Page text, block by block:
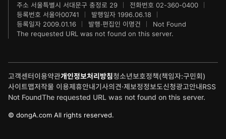
주소 서울특별시 서대문구 충정로 29
전화번호 02-360-0400
등록번호 서울아00741
발행일자 1996.06.18
등록일자 2009.01.16
발행·편집인 이명건
Not Found
The requested URL was not found on this server.
고객센터이용약관개인정보처리방침청소년보호정책(책임자:구민회)
사이트맵저작물 이용제휴안내기사의견·제보정정보도신청광고안내RSS
Not FoundThe requested URL was not found on this server.
© dongA.com All rights reserved.